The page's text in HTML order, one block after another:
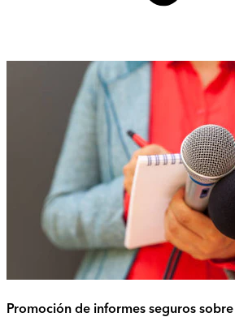
Promoción de informes seguros